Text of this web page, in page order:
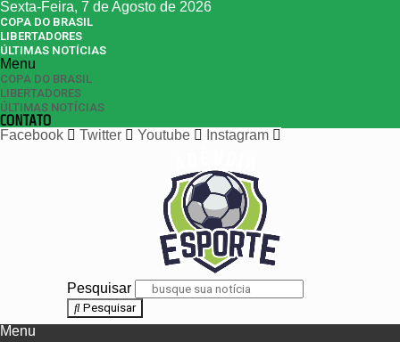
Sexta-Feira, 7 de Agosto de 2026
COPA DO BRASIL
LIBERTADORES
ÚLTIMAS NOTÍCIAS
Menu
COPA DO BRASIL
LIBERTADORES
ÚLTIMAS NOTÍCIAS
CONTATO
Facebook
Twitter Youtube Instagram
Pesquisar
Pesquisar
Menu